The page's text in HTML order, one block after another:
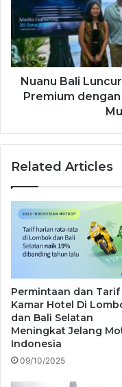
Nuanu Bali
Premium
Related Articles
Permintaan dan Tarif
Kamar Hotel Di
dan Bali Selatan
Meningkat Jelang
Indonesia
09/10/2025